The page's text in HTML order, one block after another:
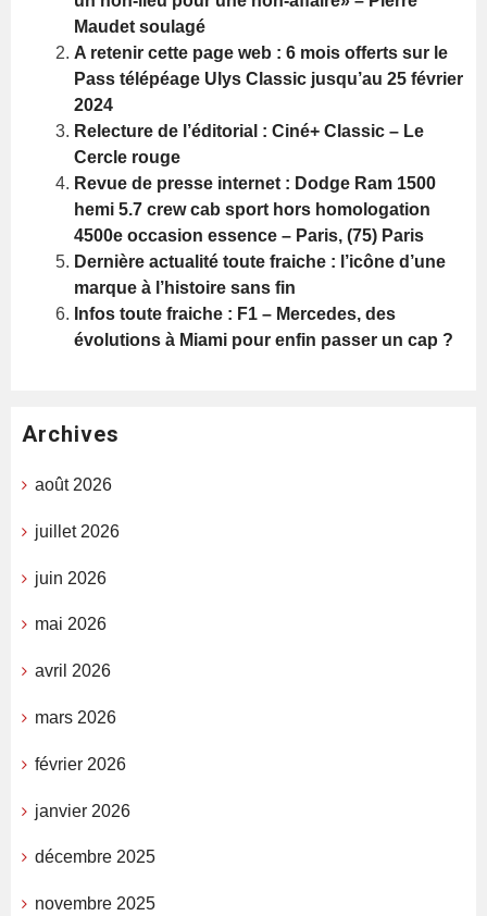
Maudet soulagé
A retenir cette page web : 6 mois offerts sur le
Pass télépéage Ulys Classic jusqu’au 25 février
2024
Relecture de l’éditorial : Ciné+ Classic – Le
Cercle rouge
Revue de presse internet : Dodge Ram 1500
hemi 5.7 crew cab sport hors homologation
4500e occasion essence – Paris, (75) Paris
Dernière actualité toute fraiche : l’icône d’une
marque à l’histoire sans fin
Infos toute fraiche : F1 – Mercedes, des
évolutions à Miami pour enfin passer un cap ?
Archives
août 2026
juillet 2026
juin 2026
mai 2026
avril 2026
mars 2026
février 2026
janvier 2026
décembre 2025
novembre 2025